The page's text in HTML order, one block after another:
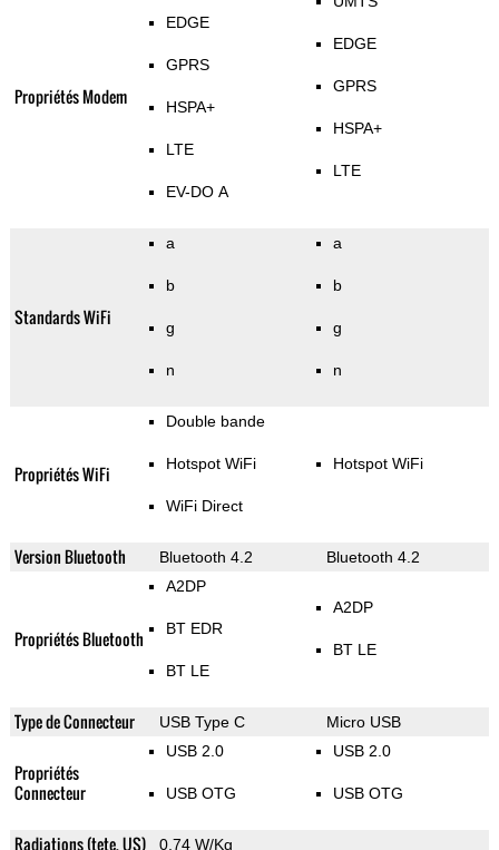
Propriétés Modem
EDGE
GPRS
HSPA+
LTE
EV-DO A
EDGE
GPRS
HSPA+
LTE
Standards WiFi
a
b
g
n
a
b
g
n
Propriétés WiFi
Double bande
Hotspot WiFi
WiFi Direct
Hotspot WiFi
Version Bluetooth Bluetooth 4.2 Bluetooth 4.2
Propriétés Bluetooth
A2DP
BT EDR
BT LE
A2DP
BT LE
Type de Connecteur USB Type C Micro USB
Propriétés
Connecteur
USB 2.0
USB OTG
USB 2.0
USB OTG
Radiations (tete, US) 0.74 W/Kg